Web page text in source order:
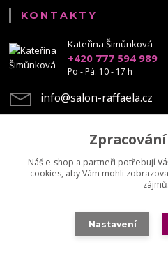
KONTAKTY
Kateřina Šimůnková
+420 777 594 989
Po - Pá: 10 - 17 h
info@salon-raffaela.cz
Upravit sběr
© Mgr. Kateřina Šimůnková, 2023 -
Náš e-shop a partneři potřebují
cookies, aby Vám mohli
zájmů.
Nastavení